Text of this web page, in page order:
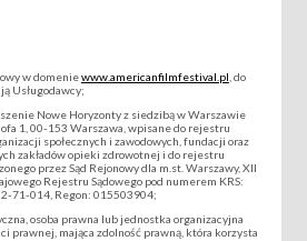
w domeniewww.americanfilmfestival.pl , do
Usługodawcy;
Nowe Horyzonty z siedzibą w Warszawie
1, 00-153 Warszawa, wpisane do rejestru
społecznych i zawodowych, fundacji oraz
zakładów opieki zdrowotnej i do rejestru
przez Sąd Rejonowy dla m.st. Warszawy, XII
Rejestru Sądowego pod numerem KRS:
71-014, Regon: 015503904;
osoba prawna lub jednostka organizacyjna
prawnej, mająca zdolność prawną, która korzysta